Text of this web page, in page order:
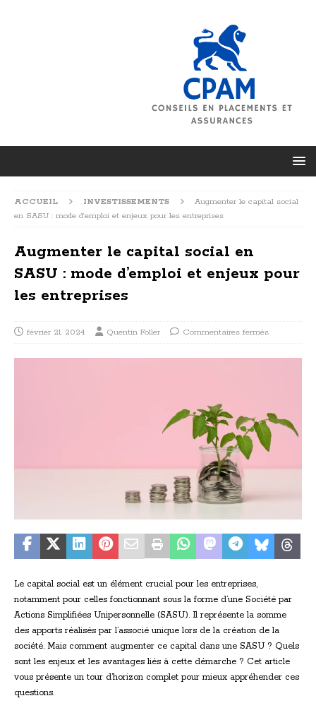
ACCUEIL INVESTISSEMENTS
Augmenter le capital social
en SASU : mode d’emploi et enjeux pour les entreprises
Augmenter le capital social en
SASU : mode d’emploi et enjeux pour
les entreprises
février 21, 2024 Quentin Foller Commentaires fermés
Le capital social est un élément crucial pour les entreprises,
notamment pour celles fonctionnant sous la forme d’une Société par
Actions Simplifiées Unipersonnelle (SASU). Il représente la somme
des apports réalisés par l’associé unique lors de la création de la
société. Mais comment augmenter ce capital dans une SASU ? Quels
sont les enjeux et les avantages liés à cette démarche ? Cet article
vous présente un tour d’horizon complet pour mieux appréhender ces
questions.